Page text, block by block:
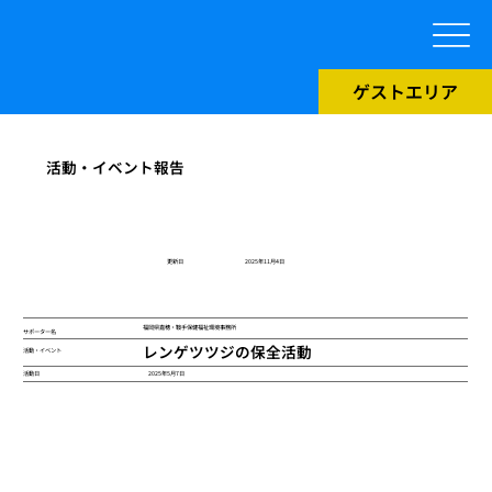
ゲストエリア
活動・イベント報告
​更新日 2025年11月4日
サポーター名 福岡県嘉穂・鞍手保健福祉環境事務所
活動・イベント レンゲツツジの保全活動
活動日 2025年5月7日